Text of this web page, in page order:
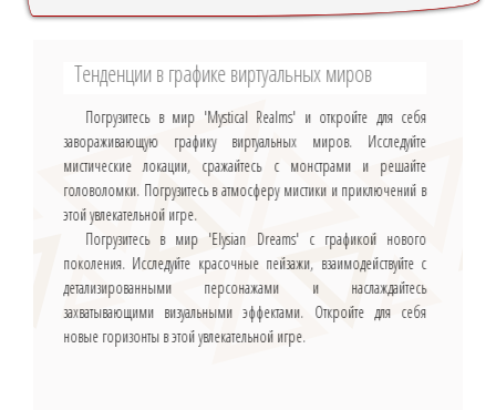
Тенденции в графике виртуальных миров
Погрузитесь в мир 'Mystical Realms' и откройте для себя
завораживающую графику виртуальных миров. Исследуйте
мистические локации, сражайтесь с монстрами и решайте
головоломки. Погрузитесь в атмосферу мистики и приключений в
этой увлекательной игре.
Погрузитесь в мир 'Elysian Dreams' с графикой нового
поколения. Исследуйте красочные пейзажи, взаимодействуйте с
детализированными персонажами и наслаждайтесь
захватывающими визуальными эффектами. Откройте для себя
новые горизонты в этой увлекательной игре.